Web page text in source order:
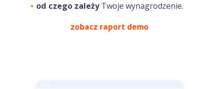
od czego zależyTwoje wynagrodzenie.
zobacz raport demo